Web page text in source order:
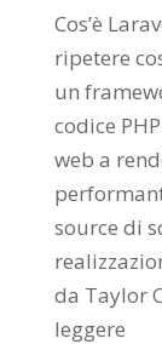
Cos’è
ripetere
un
codice
web a
source di
da Taylor
leggere